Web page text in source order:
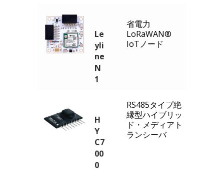
Le
yli
ne
N
1
省電力
LoRaWAN®
IoTノード
H
Y
C7
00
0
RS485タイプ絶
縁型ハイブリッ
ド・メディアト
ランシーバ